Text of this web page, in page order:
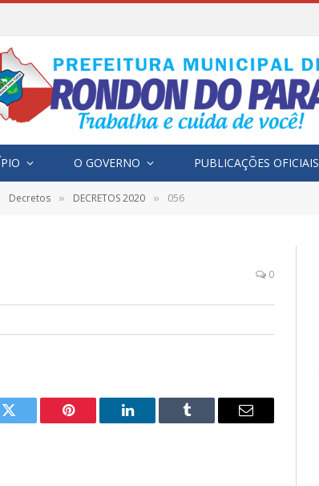
O GOVERNO PUBLICAÇÕES OFICIAIS
Decretos » DECRETOS 2020 » 056
0
Twitter Pinterest LinkedIn Tumblr
E-